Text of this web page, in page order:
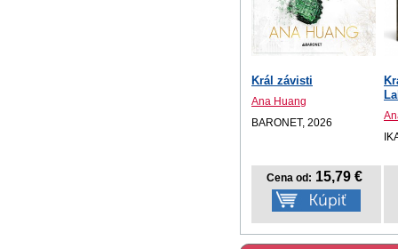
Král závisti
Ana Huang
BARONET, 2026
Cena od: 15,79 €